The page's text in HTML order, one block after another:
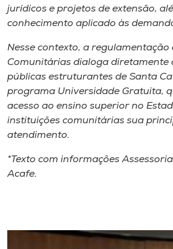
jurídicos e projetos de extensão,
conhecimento aplicado às
Nesse contexto, a regulamentação
Comunitárias dialoga diretamente
públicas estruturantes de Santa
programa Universidade Gratuita,
acesso ao ensino superior no
instituições comunitárias sua
atendimento.
*Texto com informações
Acafe.